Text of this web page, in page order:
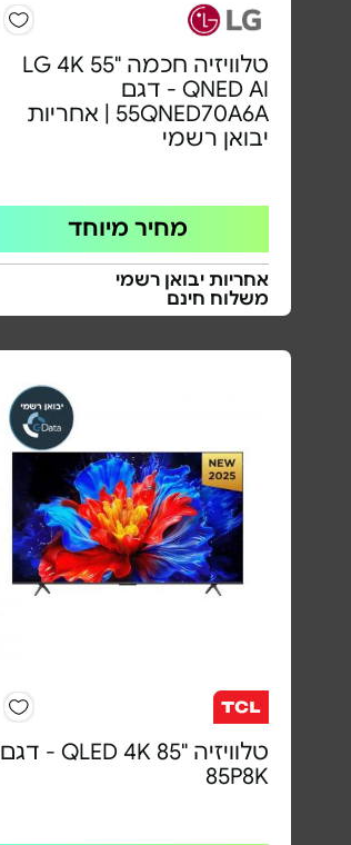
טלוויזיה חכמה "55 LG 4K
QNED AI - דגם
55QNED70A6A | אחריות
יבואן רשמי
מחיר מיוחד
אחריות יבואן רשמי
משלוח חינם
טלוויזיה "85 QLED 4K - דגם
85P8K